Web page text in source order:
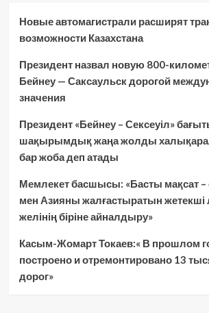
Новые автомагистрали расширят
возможности Казахстана
Президент назвал новую 800-
Бейнеу — Саксаульск дорогой
значения
Президент «Бейнеу – Сексеуіл»
шақырымдық жаңа жолды
бар жоба деп атады
Мемлекет басшысы: «Басты мақсат –
мен Азияны жалғастыратын жетекші
желінің біріне айналдыру»
Касым-Жомарт Токаев:« В прошлом
построено и отремонтировано 13
дорог»